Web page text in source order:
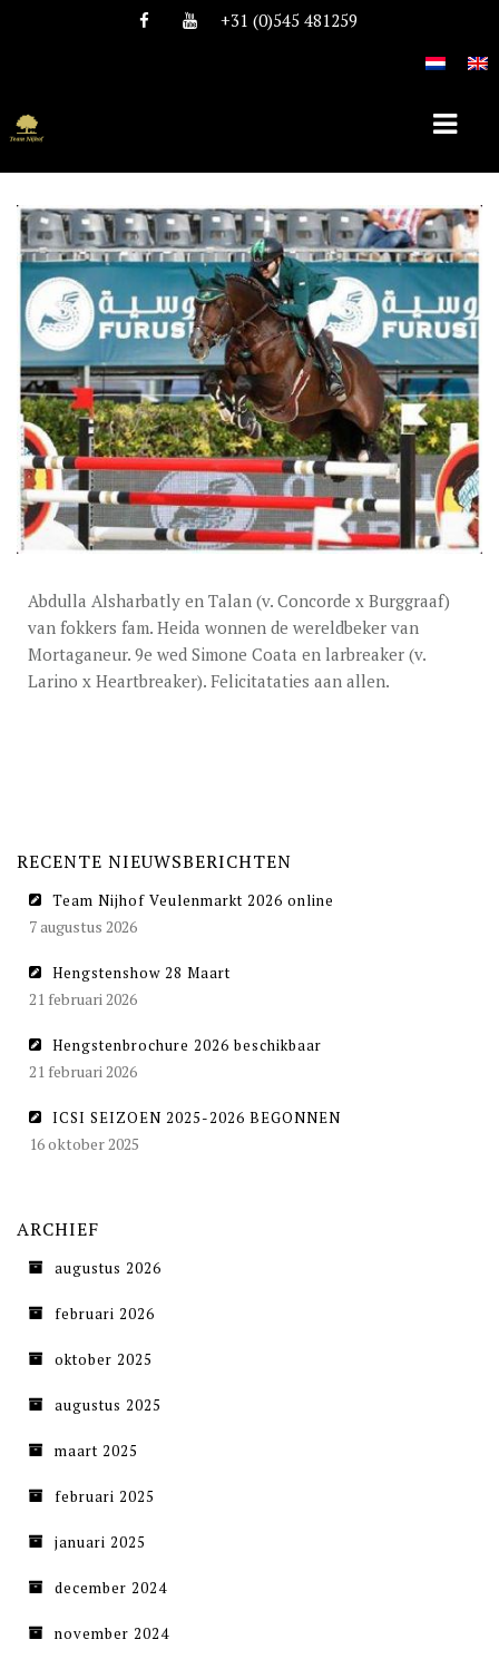
+31 (0)545 481259
HOME
OVER TEAM NIJHOF
HISTORIE
TEAM
VACATURES
DEKHENGSTEN
DEKGELDEN
VIDEO’S
EU-STATION
ICSI
ALGEMENE VOORWAARDEN
TEAM NIJHOF MARKET
Abdulla Alsharbatly en Talan (v. Concorde x Burggraaf)
van fokkers fam. Heida wonnen de wereldbeker van
Mortaganeur. 9e wed Simone Coata en larbreaker (v.
Larino x Heartbreaker). Felicitataties aan allen.
RECENTE NIEUWSBERICHTEN
Team Nijhof Veulenmarkt 2026 online
7 augustus 2026
Hengstenshow 28 Maart
21 februari 2026
Hengstenbrochure 2026 beschikbaar
21 februari 2026
ICSI SEIZOEN 2025-2026 BEGONNEN
16 oktober 2025
ARCHIEF
augustus 2026
februari 2026
oktober 2025
augustus 2025
maart 2025
februari 2025
januari 2025
december 2024
november 2024